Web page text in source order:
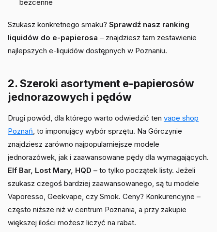
bezcenne
Szukasz konkretnego smaku? Sprawdź nasz ranking
liquidów do e-papierosa – znajdziesz tam zestawienie
najlepszych e-liquidów dostępnych w Poznaniu.
2. Szeroki asortyment e-papierosów
jednorazowych i pędów
Drugi powód, dla którego warto odwiedzić ten vape shop
Poznań, to imponujący wybór sprzętu. Na Górczynie
znajdziesz zarówno najpopularniejsze modele
jednorazówek, jak i zaawansowane pędy dla wymagających.
Elf Bar, Lost Mary, HQD – to tylko początek listy. Jeżeli
szukasz czegoś bardziej zaawansowanego, są tu modele
Vaporesso, Geekvape, czy Smok. Ceny? Konkurencyjne –
często niższe niż w centrum Poznania, a przy zakupie
większej ilości możesz liczyć na rabat.